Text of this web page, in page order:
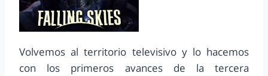
Volvemos al territorio televisivo y lo hacemos
con los primeros avances de la tercera